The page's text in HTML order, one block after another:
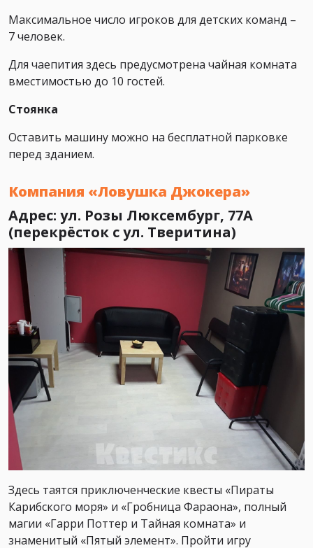
Максимальное число игроков для детских команд –
7 человек.
Для чаепития здесь предусмотрена чайная комната
вместимостью до 10 гостей.
Стоянка
Оставить машину можно на бесплатной парковке
перед зданием.
Компания «Ловушка Джокера»
Адрес: ул. Розы Люксембург, 77А
(перекрёсток с ул. Тверитина)
Здесь таятся приключенческие квесты «Пираты
Карибского моря» и «Гробница Фараона», полный
магии «Гарри Поттер и Тайная комната» и
знаменитый «Пятый элемент». Пройти игру